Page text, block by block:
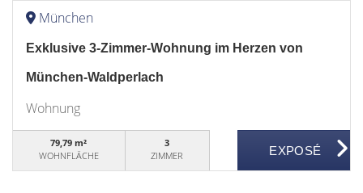
München
Exklusive 3-Zimmer-Wohnung im Herzen von
München-Waldperlach
Wohnung
79,79 m²
WOHNFLÄCHE
3
ZIMMER